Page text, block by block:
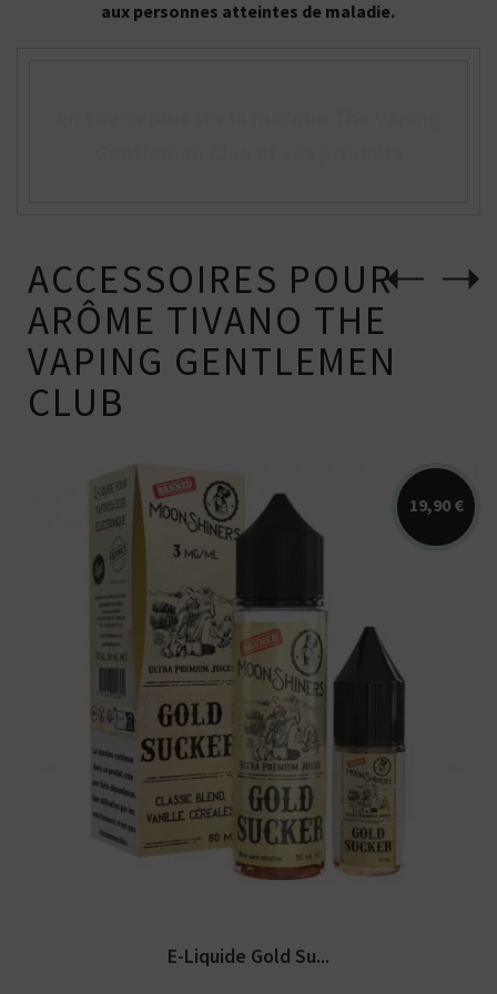
aux personnes atteintes de maladie.
ACCESSOIRES POUR
ARÔME TIVANO THE
VAPING GENTLEMEN
CLUB
19,90 €
Arômes : blond classic, caramel, vanille,
céréales. E-liquide...
E-Liquide Gold Su...